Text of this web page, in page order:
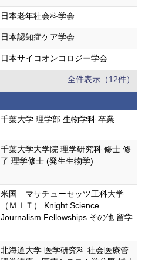
日本老年社会科学会
日本認知症ケア学会
日本サイコオンコロジー学会
全件表示（12件）
千葉大学 理学部 生物学科 卒業
千葉大学大学院 理学研究科 修士 修
了 理学修士 (発生生物学)
米国 マサチューセッツ工科大学
（ＭＩＴ） Knight Science
Journalism Fellowships その他 留学
北海道大学 医学研究科 社会医療管